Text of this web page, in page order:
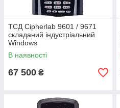
ТСД Cipherlab 9601 / 9671
складаний індустріальний
Windows
В наявності
67 500 ₴